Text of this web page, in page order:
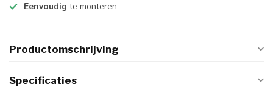
Eenvoudig te monteren
Productomschrijving
Specificaties